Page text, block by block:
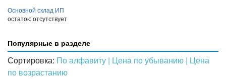
Основной склад ИП
остаток:отсутствует
Популярные в разделе
Сортировка: По алфавиту | Цена по убыванию | Цена
по возрастанию